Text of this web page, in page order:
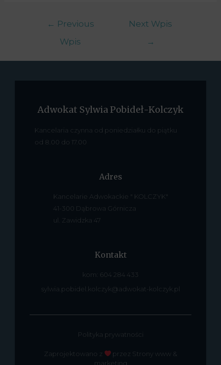
← Previous
Wpis
Next Wpis
→
Adwokat Sylwia Pobideł-Kolczyk
Kancelaria czynna od poniedziałku do piątku
od 8.00 do 17.00
Adres
Kancelarie Adwokackie " KOLCZYK"
41-300 Dąbrowa Górnicza
ul. Zawidzka 47
Kontakt
kom: 604 284 433
sylwia.pobidel.kolczyk@adwokat-kolczyk.pl
Polityka prywatności
Zaprojektowano z
przez Strony www &
marketing